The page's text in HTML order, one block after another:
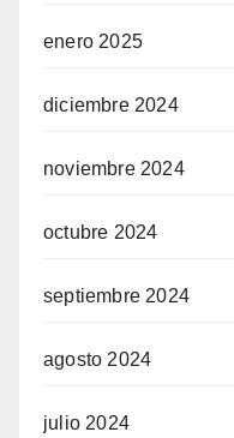
enero 2025
diciembre 2024
noviembre 2024
octubre 2024
septiembre 2024
agosto 2024
julio 2024